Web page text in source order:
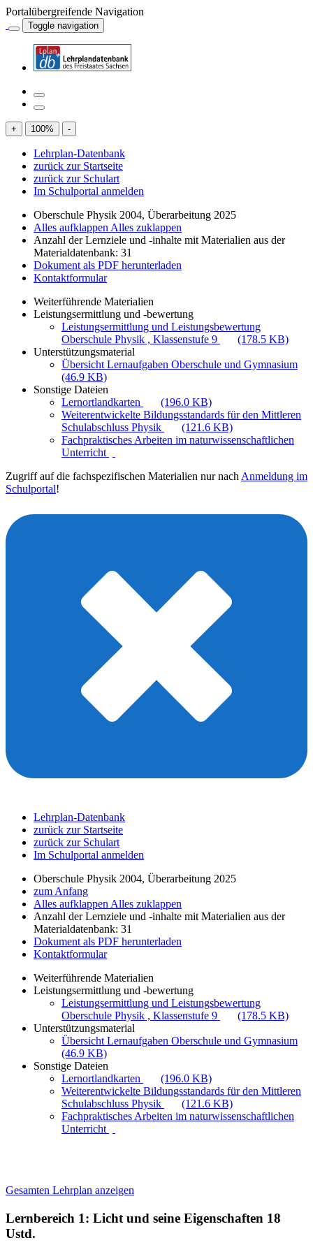
Portalübergreifende Navigation
Toggle navigation
+ 100% -
Lehrplan-Datenbank
zurück zur Startseite
zurück zur Schulart
Im Schulportal anmelden
Oberschule Physik 2004, Überarbeitung 2025
Alles aufklappen Alles zuklappen
Anzahl der Lernziele und -inhalte mit Materialien aus der
Materialdatenbank: 31
Dokument als PDF herunterladen
Kontaktformular
Weiterführende Materialien
Leistungsermittlung und -bewertung
Leistungsermittlung und Leistungsbewertung
Oberschule Physik , Klassenstufe 9
(178.5 KB)
Unterstützungsmaterial
Übersicht Lernaufgaben Oberschule und Gymnasium
(46.9 KB)
Sonstige Dateien
Lernortlandkarten
(196.0 KB)
Weiterentwickelte Bildungsstandards für den Mittleren
Schulabschluss Physik
(121.6 KB)
Fachpraktisches Arbeiten im naturwissenschaftlichen
Unterricht
Zugriff auf die fachspezifischen Materialien nur nach Anmeldung im
Schulportal!
Lehrplan-Datenbank
zurück zur Startseite
zurück zur Schulart
Im Schulportal anmelden
Oberschule Physik 2004, Überarbeitung 2025
zum Anfang
Alles aufklappen Alles zuklappen
Anzahl der Lernziele und -inhalte mit Materialien aus der
Materialdatenbank: 31
Dokument als PDF herunterladen
Kontaktformular
Weiterführende Materialien
Leistungsermittlung und -bewertung
Leistungsermittlung und Leistungsbewertung
Oberschule Physik , Klassenstufe 9
(178.5 KB)
Unterstützungsmaterial
Übersicht Lernaufgaben Oberschule und Gymnasium
(46.9 KB)
Sonstige Dateien
Lernortlandkarten
(196.0 KB)
Weiterentwickelte Bildungsstandards für den Mittleren
Schulabschluss Physik
(121.6 KB)
Fachpraktisches Arbeiten im naturwissenschaftlichen
Unterricht
Gesamten Lehrplan anzeigen
Lernbereich 1: Licht und seine Eigenschaften 18
Ustd.